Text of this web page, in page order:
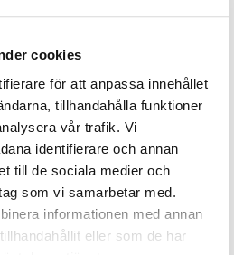
cookies
för att anpassa innehållet
tillhandahålla funktioner
vår trafik. Vi
identifierare och annan
till de sociala medier och
som vi samarbetar med.
informationen med annan
eller som de har